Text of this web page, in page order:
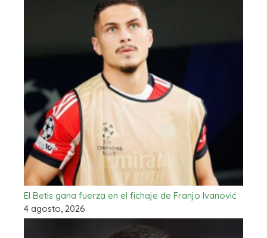
El Betis gana fuerza en el fichaje de Franjo Ivanović
4 agosto, 2026